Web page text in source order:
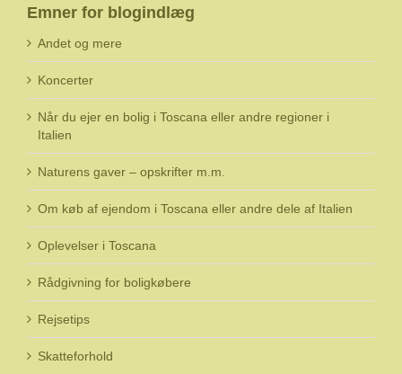
Emner for blogindlæg
Andet og mere
Koncerter
Når du ejer en bolig i Toscana eller andre regioner i
Italien
Naturens gaver – opskrifter m.m.
Om køb af ejendom i Toscana eller andre dele af Italien
Oplevelser i Toscana
Rådgivning for boligkøbere
Rejsetips
Skatteforhold